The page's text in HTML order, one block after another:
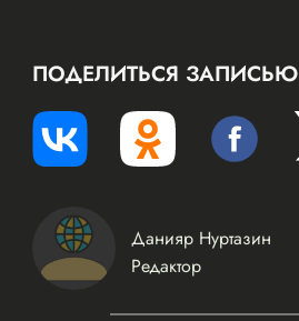
ПОДЕЛИТЬСЯ ЗАПИСЬЮ
Данияр Нуртазин
Редактор